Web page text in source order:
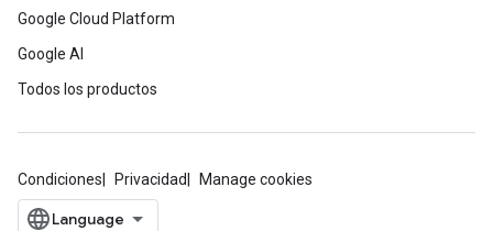
Google Cloud Platform
Google AI
Todos los productos
Condiciones Privacidad Manage cookies